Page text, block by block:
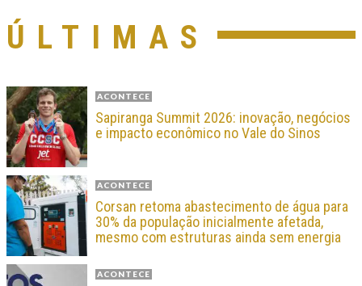
ÚLTIMAS
ACONTECE
Sapiranga Summit 2026: inovação, negócios
e impacto econômico no Vale do Sinos
ACONTECE
Corsan retoma abastecimento de água para
30% da população inicialmente afetada,
mesmo com estruturas ainda sem energia
ACONTECE